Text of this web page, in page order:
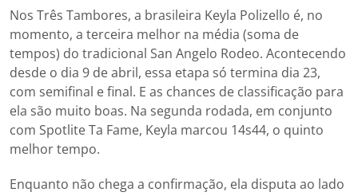
Nos Três Tambores, a brasileira Keyla Polizello é, no
momento, a terceira melhor na média (soma de
tempos) do tradicional San Angelo Rodeo. Acontecendo
desde o dia 9 de abril, essa etapa só termina dia 23,
com semifinal e final. E as chances de classificação para
ela são muito boas. Na segunda rodada, em conjunto
com Spotlite Ta Fame, Keyla marcou 14s44, o quinto
melhor tempo.
Enquanto não chega a confirmação, ela disputa ao lado